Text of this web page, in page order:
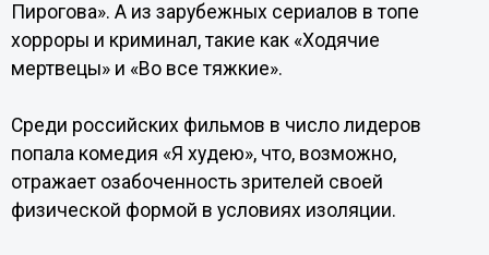
Пирогова». А из зарубежных сериалов в топе
хорроры и криминал, такие как «Ходячие
мертвецы» и «Во все тяжкие».
Среди российских фильмов в число лидеров
попала комедия «Я худею», что, возможно,
отражает озабоченность зрителей своей
физической формой в условиях изоляции.